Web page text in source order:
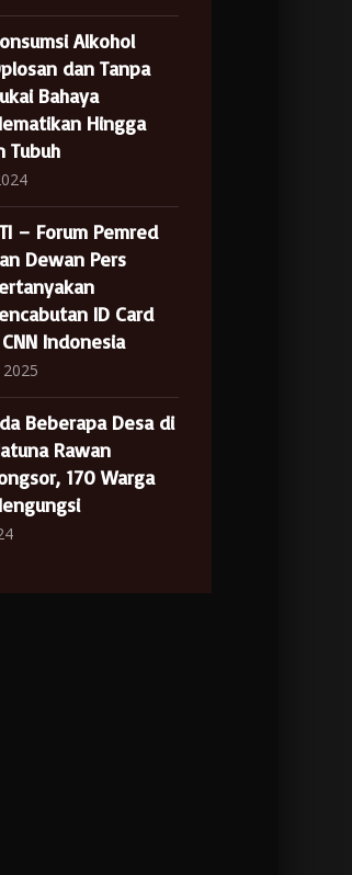
Alkohol
dan Tanpa
Bahaya
Hingga
Tubuh
– Forum Pemred
Dewan Pers
ID Card
Indonesia
Beberapa Desa di
Rawan
170 Warga